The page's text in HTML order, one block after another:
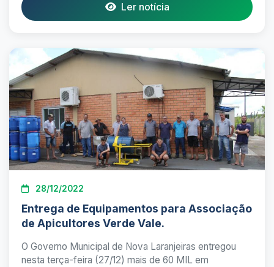
Ler notícia
28/12/2022
Entrega de Equipamentos para Associação
de Apicultores Verde Vale.
O Governo Municipal de Nova Laranjeiras entregou
nesta terça-feira (27/12) mais de 60 MIL em